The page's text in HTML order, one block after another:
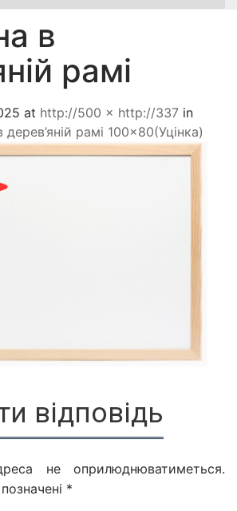
в
рамі
at http://500 × http://337 in
рамі 100×80(Уцінка)
відповідь
не оприлюднюватиметься.
*